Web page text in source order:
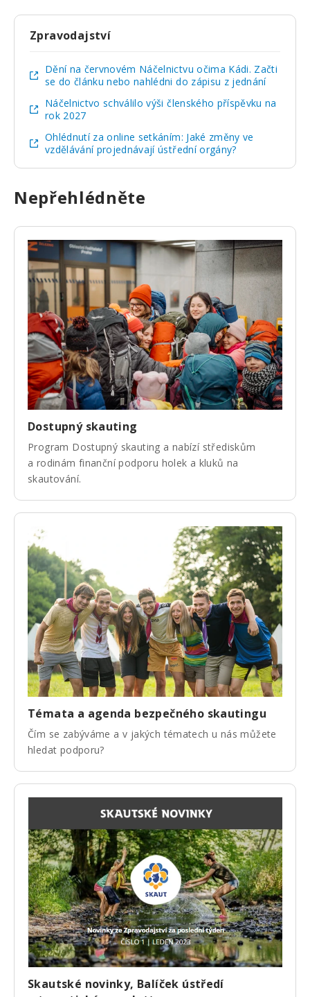
Zpravodajství
Dění na červnovém Náčelnictvu očima Kádi. Začti
se do článku nebo nahlédni do zápisu z jednání
Náčelnictvo schválilo výši členského příspěvku na
rok 2027
Ohlédnutí za online setkáním: Jaké změny ve
vzdělávání projednávají ústřední orgány?
Nepřehlédněte
Dostupný skauting
Program Dostupný skauting a nabízí střediskům
a rodinám finanční podporu holek a kluků na
skautování.
Témata a agenda bezpečného skautingu
Čím se zabýváme a v jakých tématech u nás můžete
hledat podporu?
Skautské novinky, Balíček ústředí